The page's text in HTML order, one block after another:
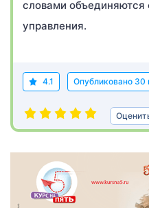
словами
управления.
4.1 Опубликовано 30